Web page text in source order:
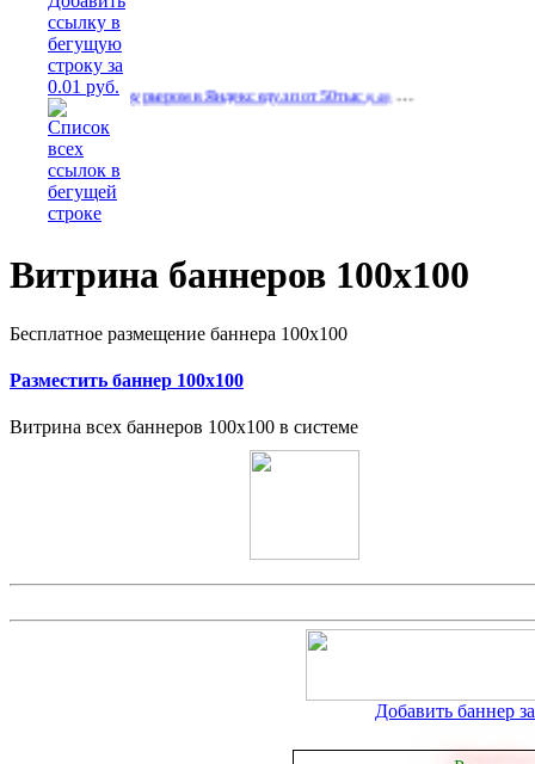
Работа курьером в Яндекс еду.зп от 50тыс(640)…
Витрина баннеров 100x100
Бесплатное размещение баннера 100x100
Разместить баннер 100x100
Витрина всех баннеров 100x100 в системе
Добавить баннер